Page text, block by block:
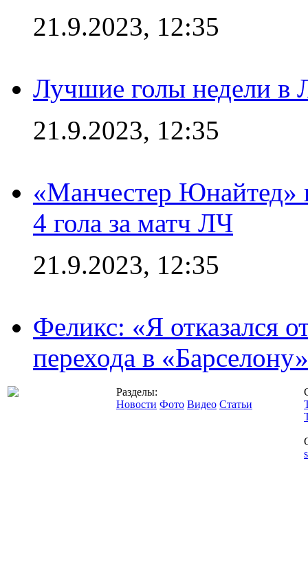
21.9.2023, 12:35
Лучшие голы недели в
21.9.2023, 12:35
«Манчестер Юнайтед»
4 гола за матч ЛЧ
21.9.2023, 12:35
Феликс: «Я отказался
перехода в «Барселону»
Разделы:
Новости Фото Видео Статьи